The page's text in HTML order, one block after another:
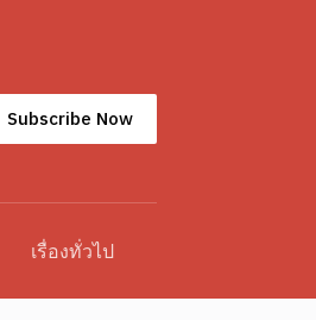
Subscribe Now
เรื่องทั่วไป